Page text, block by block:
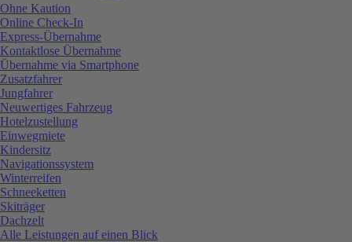
Ohne Kaution
Online Check-In
Express-Übernahme
Kontaktlose Übernahme
Übernahme via Smartphone
Zusatzfahrer
Jungfahrer
Neuwertiges Fahrzeug
Hotelzustellung
Einwegmiete
Kindersitz
Navigationssystem
Winterreifen
Schneeketten
Skiträger
Dachzelt
Alle Leistungen auf einen Blick